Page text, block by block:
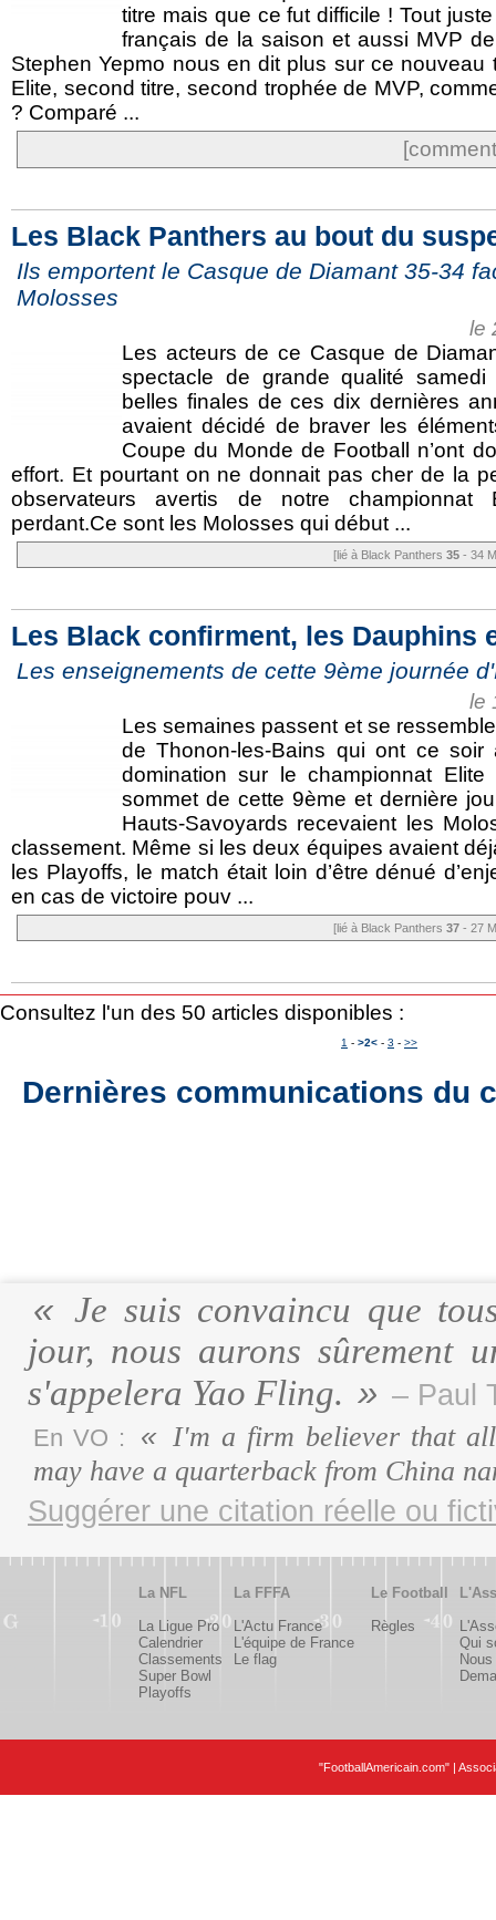
titre mais que ce fut difficile ! Tout
français de la saison et aussi MVP
Stephen Yepmo nous en dit plus sur ce
Elite, second titre, second trophée de MVP,
? Comparé ...
Les Black Panthers au bout du
Ils emportent le Casque de Diamant 35-34
Molosses
le
Les acteurs de ce Casque de
spectacle de grande qualité
belles finales de ces dix dernières
avaient décidé de braver les
Coupe du Monde de Football n’ont
effort. Et pourtant on ne donnait pas cher de la
observateurs avertis de notre championnat
perdant.Ce sont les Molosses qui début ...
[lié à Black Panthers 35 - 34
Les Black confirment, les Dauphins
Les enseignements de cette 9ème journée
le
Les semaines passent et se
de Thonon-les-Bains qui ont ce
domination sur le championnat
sommet de cette 9ème et dernière
Hauts-Savoyards recevaient les
classement. Même si les deux équipes avaient
les Playoffs, le match était loin d’être dénué
en cas de victoire pouv ...
[lié à Black Panthers 37 - 27
Consultez l'un des 50 articles disponibles :
1 - >2< - 3 - >>
Dernières communications du
Je suis convaincu que
jour, nous aurons sûrement
s'appelera Yao Fling.
– Paul
En VO :
I'm a firm believer that
may have a quarterback from China
Suggérer une citation réelle ou
La NFL
La Ligue Pro
Calendrier
Classements
Super Bowl
Playoffs
La FFFA
L'Actu France
L'équipe de France
Le flag
Le Football
Règles
Qui
"FootballAmericain.com" |